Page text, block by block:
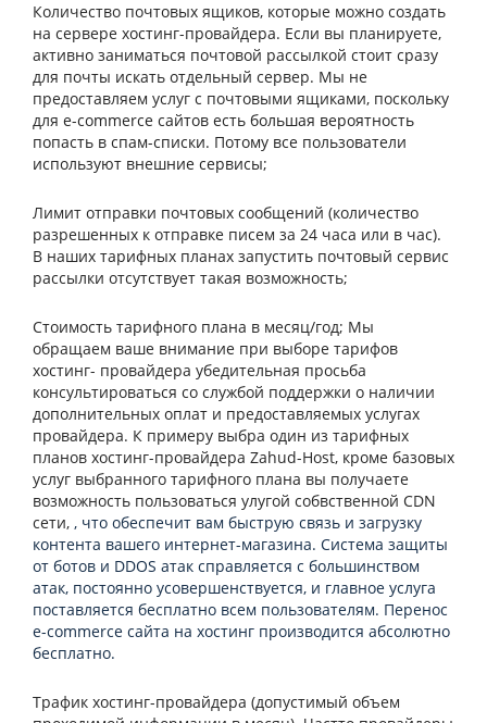
Количество почтовых ящиков, которые можно создать
на сервере хостинг-провайдера. Если вы планируете,
активно заниматься почтовой рассылкой стоит сразу
для почты искать отдельный сервер. Мы не
предоставляем услуг с почтовыми ящиками, поскольку
для e-commerce сайтов есть большая вероятность
попасть в спам-списки. Потому все пользователи
используют внешние сервисы;
Лимит отправки почтовых сообщений (количество
разрешенных к отправке писем за 24 часа или в час).
В наших тарифных планах запустить почтовый сервис
рассылки отсутствует такая возможность;
Стоимость тарифного плана в месяц/год; Мы
обращаем ваше внимание при выборе тарифов
хостинг- провайдера убедительная просьба
консультироваться со службой поддержки о наличии
дополнительных оплат и предоставляемых услугах
провайдера. К примеру выбра один из тарифных
планов хостинг-провайдера Zahud-Host, кроме базовых
услуг выбранного тарифного плана вы получаете
возможность пользоваться улугой собвственной CDN
cети, , что обеспечит вам быструю связь и загрузку
контента вашего интернет-магазина. Система защиты
от ботов и DDOS атак справляется с большинством
атак, постоянно усовершенствуется, и главное услуга
поставляется бесплатно всем пользователям. Перенос
e-commerce сайта на хостинг производится абсолютно
бесплатно.
Трафик хостинг-провайдера (допустимый объем